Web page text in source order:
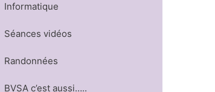
Informatique
Séances vidéos
Randonnées
BVSA c’est aussi…..